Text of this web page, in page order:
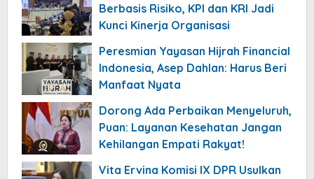
Berbasis Risiko, KPI dan KRI Jadi
Kunci Kinerja Organisasi
Peresmian Yayasan Hijrah Financial
Indonesia, Asep Dahlan: Harus Beri
Manfaat Nyata
Dorong Ada Perbaikan Menyeluruh,
Puan: Layanan Kesehatan Jangan
Kehilangan Empati Rakyat!
Vita Ervina Komisi IX DPR Usulkan